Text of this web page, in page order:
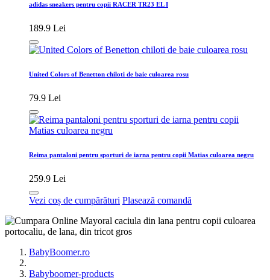
adidas sneakers pentru copii RACER TR23 EL I
189.9 Lei
United Colors of Benetton chiloti de baie culoarea rosu
79.9 Lei
Reima pantaloni pentru sporturi de iarna pentru copii Matias culoarea negru
259.9 Lei
Vezi coș de cumpărături Plasează comandă
BabyBoomer.ro
Babyboomer-products